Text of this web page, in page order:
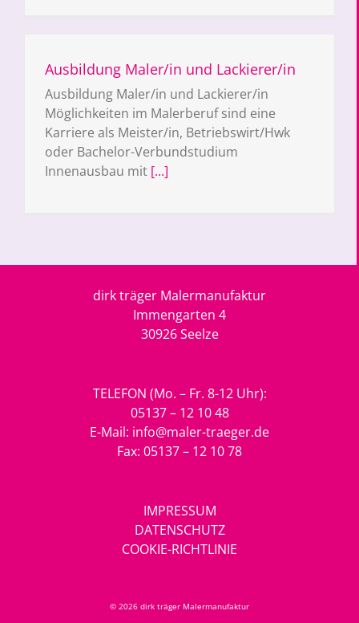
Ausbildung Maler/in und Lackierer/in
Ausbildung Maler/in und Lackierer/in
Möglichkeiten im Malerberuf sind eine
Karriere als Meister/in, Betriebswirt/Hwk
oder Bachelor-Verbundstudium
Innenausbau mit [...]
dirk träger Malermanufaktur
Immengarten 4
30926 Seelze
TELEFON (Mo. – Fr. 8-12 Uhr):
05137 – 12 10 48
E-Mail: info@maler-traeger.de
Fax: 05137 – 12 10 78
IMPRESSUM
DATENSCHUTZ
COOKIE-RICHTLINIE
© 2026 dirk träger Malermanufaktur